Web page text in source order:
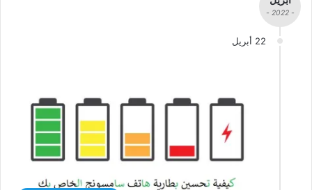
- 2022 -
22 أبريل